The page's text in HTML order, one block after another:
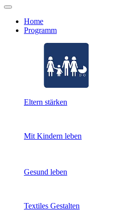
Home
Programm
Eltern stärken
Mit Kindern leben
Gesund leben
Textiles Gestalten